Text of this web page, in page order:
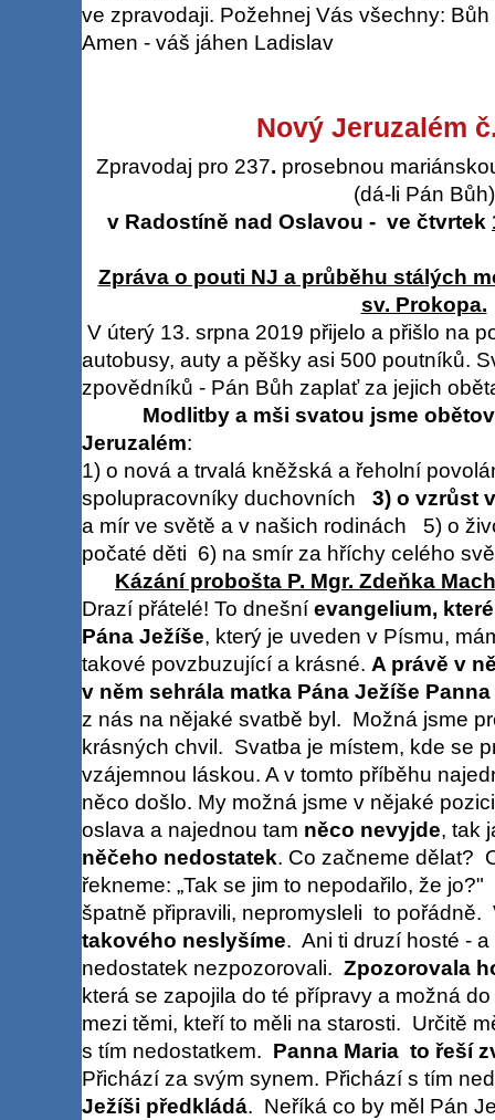
ve zpravodaji. Požehnej Vás všechny:
Amen - váš jáhen Ladislav
Nový Jeruzalém
Zpravodaj pro 237. prosebnou
(dá-li Pán Bůh)
v Radostíně nad Oslavou - ve čtvrtek
Zpráva o pouti NJ a průběhu stálých
sv. Prokopa.
V úterý 13. srpna 2019 přijelo a přišlo na
autobusy, auty a pěšky asi 500 poutníků.
zpovědníků - Pán Bůh zaplať za jejich
Modlitby a mši svatou jsme
Jeruzalém:
1) o nová a trvalá kněžská a řeholní
spolupracovníky duchovních
3) o vzrůst
a mír ve světě a v našich rodinách 5) o
počaté děti 6) na smír za hříchy celého
Kázání probošta P. Mgr. Zdeňka
Drazí přátelé! To dnešní evangelium,
Pána Ježíše, který je uveden v Písmu,
takové povzbuzující a krásné. A právě v
v něm sehrála matka Pána Ježíše Panna
z nás na nějaké svatbě byl. Možná jsme
krásných chvil. Svatba je místem, kde se
vzájemnou láskou. A v tomto příběhu
něco došlo. My možná jsme v nějaké
oslava a najednou tam něco nevyjde, tak
něčeho nedostatek. Co začneme dělat?
řekneme: „Tak se jim to nepodařilo, že
špatně připravili, nepromysleli to pořádně.
takového neslyšíme. Ani ti druzí hosté -
nedostatek nezpozorovali. Zpozorovala
která se zapojila do té přípravy a možná
mezi těmi, kteří to měli na starosti. Určitě
s tím nedostatkem. Panna Maria to řeší
Přichází za svým synem. Přichází s tím
Ježíši předkládá. Neříká co by měl Pán